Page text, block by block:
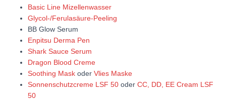
Basic Line Mizellenwasser
Glycol-/Ferulasäure-Peeling
BB Glow Serum
Enpitsu Derma Pen
Shark Sauce Serum
Dragon Blood Creme
Soothing Mask oder Vlies Maske
Sonnenschutzcreme LSF 50 oder CC, DD, EE Cream LSF
50